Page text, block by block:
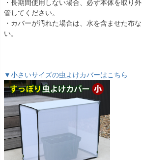
・長期間使用しない場合、必ず本体を取り
管してください。
・カバーが汚れた場合は、水を含ませた布
い。
▼小さいサイズの虫よけカバーはこちら